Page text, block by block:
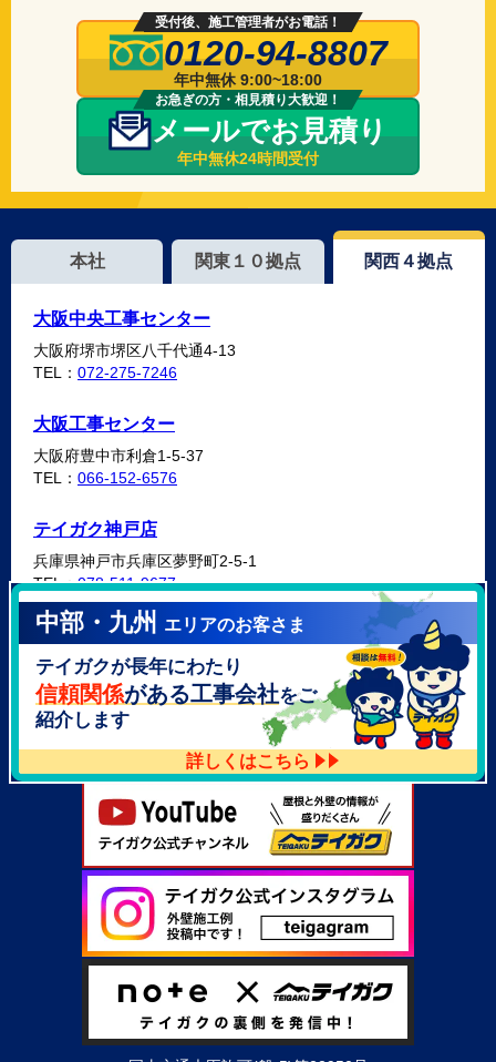
受付後、施工管理者がお電話！
0120-94-8807
年中無休 9:00~18:00
お急ぎの方・相見積り大歓迎！
メールでお見積り
年中無休24時間受付
本社 関東１０拠点 関西４拠点
大阪中央工事センター
大阪府堺市堺区八千代通4-13
TEL： 072-275-7246
大阪工事センター
大阪府豊中市利倉1-5-37
TEL： 066-152-6576
テイガク神戸店
兵庫県神戸市兵庫区夢野町2-5-1
TEL：078-511-9677
テイガク泉北・泉南店
大阪府泉北郡忠岡町高月南3-14
TEL：072-521-2637
中部・九州 エリアのお客さま
テイガクが長年にわたり
信頼関係がある工事会社をご
紹介します
詳しくはこちら